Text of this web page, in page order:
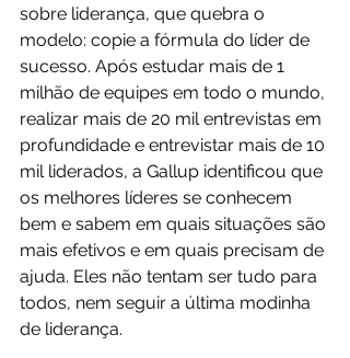
sobre liderança, que quebra o
modelo: copie a fórmula do líder de
sucesso. Após estudar mais de 1
milhão de equipes em todo o mundo,
realizar mais de 20 mil entrevistas em
profundidade e entrevistar mais de 10
mil liderados, a Gallup identificou que
os melhores líderes se conhecem
bem e sabem em quais situações são
mais efetivos e em quais precisam de
ajuda. Eles não tentam ser tudo para
todos, nem seguir a última modinha
de liderança.